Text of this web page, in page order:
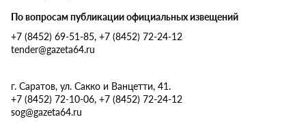
По вопросам публикации официальных извещений
+7 (8452) 69-51-85, +7 (8452) 72-24-12
tender@gazeta64.ru
г. Саратов, ул. Сакко и Ванцетти, 41.
+7 (8452) 72-10-06, +7 (8452) 72-24-12
sog@gazeta64.ru